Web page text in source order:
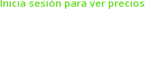
Inicia sesión para ver precios